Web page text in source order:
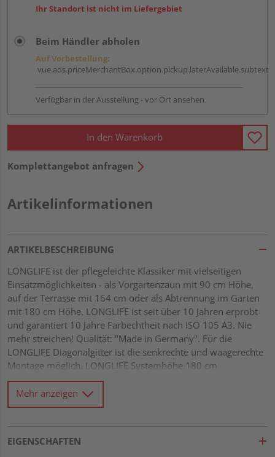
Ihr Standort ist nicht im Liefergebiet
Beim Händler abholen
Auf Vorbestellung:
vue.ads.priceMerchantBox.option.pickup.laterAvailable.subtext
Verfügbar in der Ausstellung - vor Ort ansehen.
In den Warenkorb
Komplettangebot anfragen
Artikelinformationen
ARTIKELBESCHREIBUNG
LONGLIFE ist der pflegeleichte Klassiker mit vielseitigen
Einsatzmöglichkeiten - als Vorgartenzaun mit 90 cm Höhe,
auf der Terrasse mit 164 cm oder als Abtrennung im Garten
mit 180 cm Höhe. LONGLIFE ist seit über 10 Jahren erprobt
und garantiert 10 Jahre Farbechtheit nach ISO 105 A3. Nie
mehr streichen! Qualität: "Made in Germany". Für die
LONGLIFE Diagonalgitter ist die senkrechte und waagerechte
Montage möglich. LONGLIFE Systemhöhe 180 cm
hochwertiger Fenster-Kunststoff, weiß Leisten 5 x 30 mm im
Rahmen geheftet und untereinander verklebt Maschenweite
ca. 40 x 40 mm
Mehr anzeigen
EIGENSCHAFTEN